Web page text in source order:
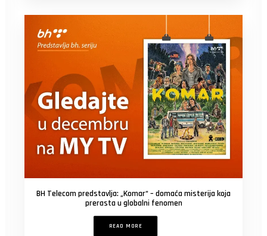
BH Telecom predstavlja: „Komar“ – domaća misterija koja
prerasta u globalni fenomen
READ MORE